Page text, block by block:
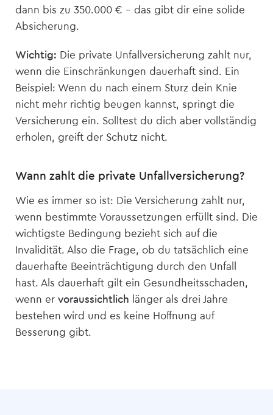
dann bis zu 350.000 € – das gibt dir eine solide
Absicherung.
Wichtig: Die private Unfall­versicherung zahlt nur,
wenn die Einschränkungen dauerhaft sind. Ein
Beispiel: Wenn du nach einem Sturz dein Knie
nicht mehr richtig beugen kannst, springt die
Versicherung ein. Solltest du dich aber vollständig
erholen, greift der Schutz nicht.
Wann zahlt die private Unfall­versicherung?
Wie es immer so ist: Die Versicherung zahlt nur,
wenn bestimmte Voraussetzungen erfüllt sind. Die
wichtigste Bedingung bezieht sich auf die
Invalidität. Also die Frage, ob du tatsächlich eine
dauerhafte Beeinträchtigung durch den Unfall
hast. Als dauerhaft gilt ein Gesundheitsschaden,
wenn er voraussichtlich länger als drei Jahre
bestehen wird und es keine Hoffnung auf
Besserung gibt.